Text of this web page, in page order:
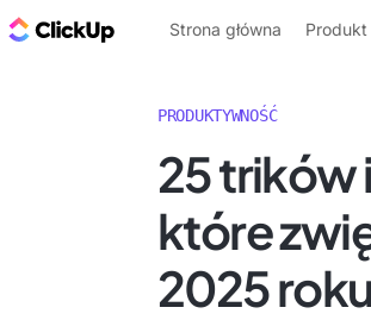
ClickUp Blog
Strona główna Produkt
PRODUKTYWNOŚĆ
25 trików
które
2025 roku